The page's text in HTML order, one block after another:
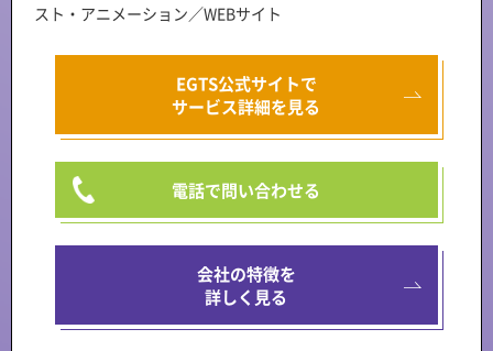
スト・アニメーション／WEBサイト
EGTS公式サイトで
サービス詳細を見る
電話で問い合わせる
会社の特徴を
詳しく見る